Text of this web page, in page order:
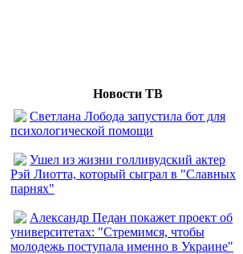
Новости ТВ
Светлана Лобода запустила бот для
психологической помощи
Ушел из жизни голливудский актер
Рэй Лиотта, который сыграл в "Славных
парнях"
Александр Педан покажет проект об
университетах: "Стремимся, чтобы
молодежь поступала именно в Украине"